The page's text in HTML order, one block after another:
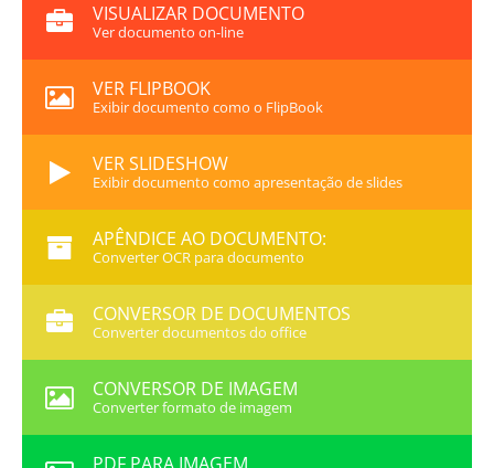
VISUALIZAR DOCUMENTO
Ver documento on-line
VER FLIPBOOK
Exibir documento como o FlipBook
VER SLIDESHOW
Exibir documento como apresentação de slides
APÊNDICE AO DOCUMENTO:
Converter OCR para documento
CONVERSOR DE DOCUMENTOS
Converter documentos do office
CONVERSOR DE IMAGEM
Converter formato de imagem